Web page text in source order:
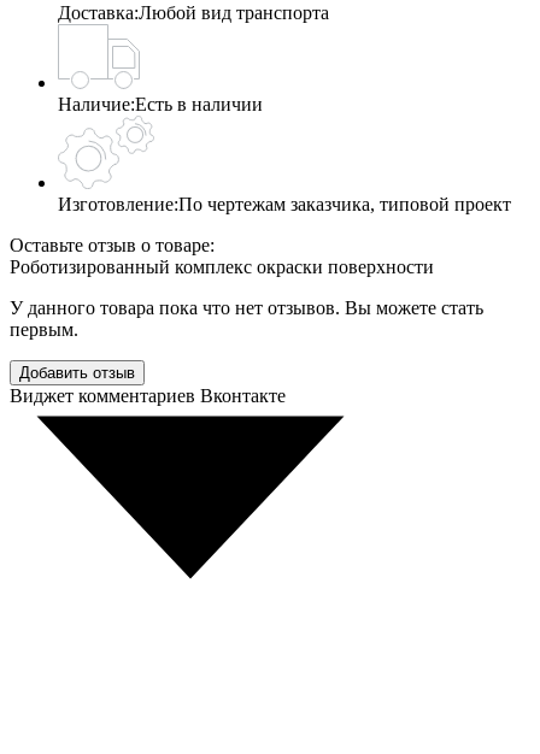
Доставка:Любой вид транспорта
Наличие:Есть в наличии
Изготовление:По чертежам заказчика, типовой проект
Оставьте отзыв о товаре:
Роботизированный комплекс окраски поверхности
У данного товара пока что нет отзывов. Вы можете стать
первым.
Добавить отзыв
Виджет комментариев Вконтакте